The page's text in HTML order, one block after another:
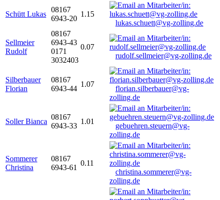
Schütt Lukas
08167
6943-20
1.15
lukas.schuett@vg-zolling.de
Sellmeier
Rudolf
08167
6943-43
0171
3032403
0.07
rudolf.sellmeier@vg-zolling.de
Silberbauer
Florian
08167
6943-44
1.07
florian.silberbauer@vg-
zolling.de
Soller Bianca
08167
6943-33
1.01
gebuehren.steuern@vg-
zolling.de
Sommerer
Christina
08167
6943-61
0.11
christina.sommerer@vg-
zolling.de